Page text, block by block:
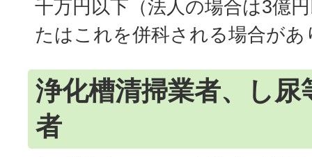
千万円以下（法人の場合は3億
たはこれを併科される場合があ
浄化槽清掃業者、し尿
者